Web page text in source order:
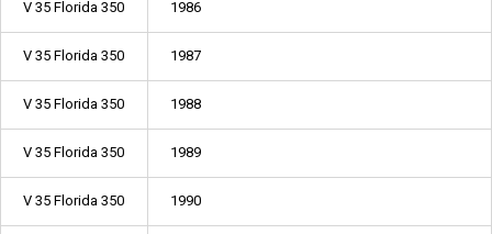
V 35 Florida 350 1986
V 35 Florida 350 1987
V 35 Florida 350 1988
V 35 Florida 350 1989
V 35 Florida 350 1990